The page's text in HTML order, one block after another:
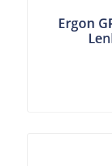
Ergon